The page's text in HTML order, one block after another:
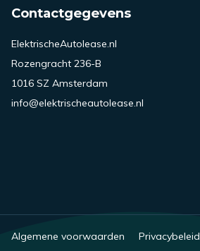
Contactgegevens
ElektrischeAutolease.nl
Rozengracht 236-B
1016 SZ Amsterdam
info@elektrischeautolease.nl
Algemene voorwaarden Privacybeleid